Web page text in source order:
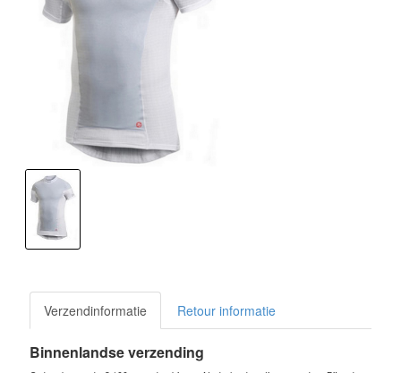
Verzendinformatie Retour informatie
Binnenlandse verzending